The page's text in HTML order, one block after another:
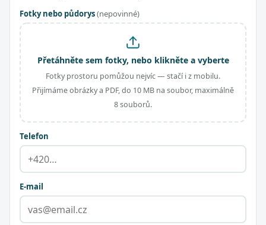
Fotky nebo půdorys(nepovinné)
Přetáhněte sem fotky, nebo klikněte a vyberte
Fotky prostoru pomůžou nejvíc — stačí i z mobilu.
Přijímáme obrázky a PDF, do 10 MB na soubor, maximálně
8 souborů.
Telefon
E-mail